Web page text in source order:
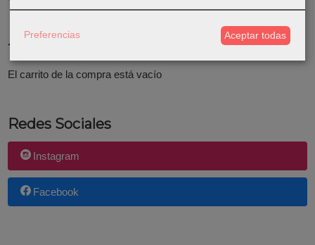
Tu Carrito (0)
El carrito de la compra está vacío
Redes Sociales
Instagram
Facebook
Preferencias Aceptar todas